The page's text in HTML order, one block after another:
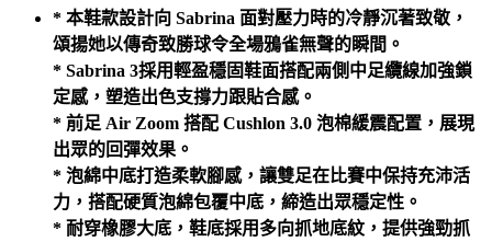
* 本鞋款設計向 Sabrina 面對壓力時的冷靜沉著致敬，
頌揚她以傳奇致勝球令全場鴉雀無聲的瞬間。
* Sabrina 3採用輕盈穩固鞋面搭配兩側中足纜線加強鎖
定感，塑造出色支撐力跟貼合感。
* 前足 Air Zoom 搭配 Cushlon 3.0 泡棉緩震配置，展現
出眾的回彈效果。
* 泡綿中底打造柔軟腳感，讓雙足在比賽中保持充沛活
力，搭配硬質泡綿包覆中底，締造出眾穩定性。
* 耐穿橡膠大底，鞋底採用多向抓地底紋，提供強勁抓